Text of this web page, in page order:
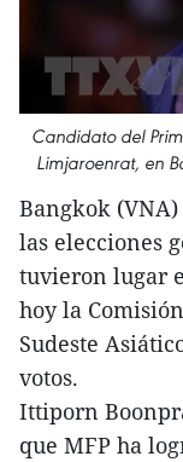
Candidato del
Limjaroenrat, en
Bangkok
las elecciones
tuvieron lugar
hoy la
Sudeste
votos.
Ittiporn
que MFP ha